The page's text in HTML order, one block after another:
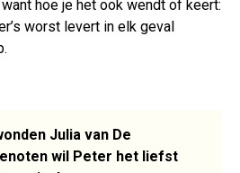
hoe je het ook wendt of keert:
worst levert in elk geval
Julia van De
wil Peter het liefst